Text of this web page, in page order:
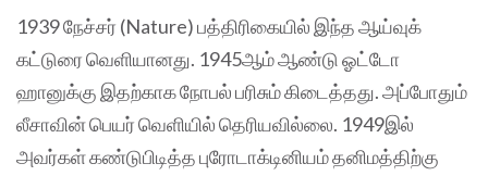
1939 நேச்சர் (Nature) பத்திரிகையில் இந்த ஆய்வுக்
கட்டுரை வெளியானது. 1945ஆம் ஆண்டு ஓட்டோ
ஹானுக்கு இதற்காக நோபல் பரிசும் கிடைத்தது. அப்போதும்
லீசாவின் பெயர் வெளியில் தெரியவில்லை. 1949இல்
அவர்கள் கண்டுபிடித்த புரோடாக்டினியம் தனிமத்திற்கு